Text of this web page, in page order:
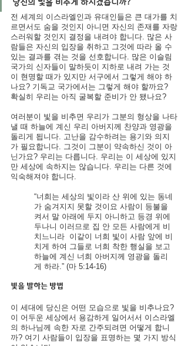
당신의 빛을 비추게 하시겠습니까?
전 세계의 이스라엘인과 유대인들은 큰 대가를 치
르면서도 숨을 것인지 아니면 자신의 존재를 자랑
스러워할 것인지 결정을 내려야 합니다. 많은 사
람들은 자신의 입장을 취하고 그것에 따라 올 수
있는 결과를 겪는 것을 선호합니다. 많은 이슬림
국가의 신자들이 말하듯이 지하로 내려 가는 것
이 현명할 때가 있지만 서구에서 그렇게 해야 하
나요? 기독교 국가에서는 그렇게 해야 할까요?
확실히 우리는 아직 굴복할 준비가 안 됐나요?
여러분이 빛을 비추면 우리가 그분의 형상을 나타
낼 때 하늘에 계신 우리 아버지께 찬양과 영광을
돌리게 됩니다. 고난을 감수하려는 용기와 의지
가 필요합니다. 그것이 그분이 약속하신 것이 아
닌가요? 우리는 다릅니다. 우리는 이 세상에 있지
만 세상에 속하지는 않습니다. 우리는 다른 것에
익숙해져야 합니다.
“너희는 세상의 빛이라 산 위에 있는 동네
가 숨겨지지 못할 것이요 사람이 등불을
켜서 말 아래에 두지 아니하고 등경 위에
두나니 이러므로 집 안 모든 사람에게 비
치느니라 이같이 너희 빛이 사람 앞에 비
치게 하여 그들로 너희 착한 행실을 보고
하늘에 계신 너희 아버지께 영광을 돌리
게 하라.” (마 5:14-16)
빛을 발하는 방법
이 세대에 당신은 어떤 모습으로 빛을 비추나요?
이 어두운 세상에서 용감하게 일어서서 이스라엘
의 하나님께 속한 자로 간주되려면 어떻게 합니
까? 여기 사람들이 입장을 표명하는 몇 가지 방식